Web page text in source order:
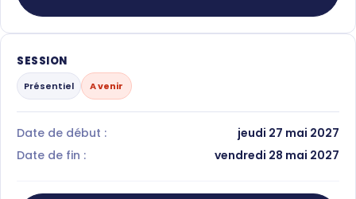
SESSION
Présentiel A venir
Date de début :
jeudi 27 mai 2027
Date de fin :
vendredi 28 mai 2027